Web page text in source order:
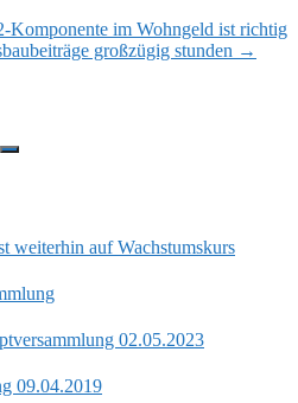
Komponente im Wohngeld ist richtig
großzügig stunden →
weiterhin auf Wachstumskurs
02.05.2023
09.04.2019